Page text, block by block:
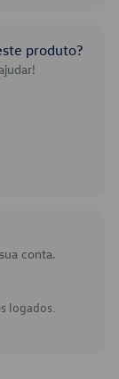
produto?
conta.
logados.